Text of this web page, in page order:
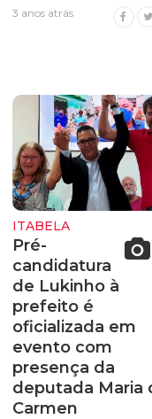
3 anos atrás
ITABELA
Pré-
candidatura
de Lukinho à
prefeito é
oficializada em
evento com
presença da
deputada Maria
Carmen